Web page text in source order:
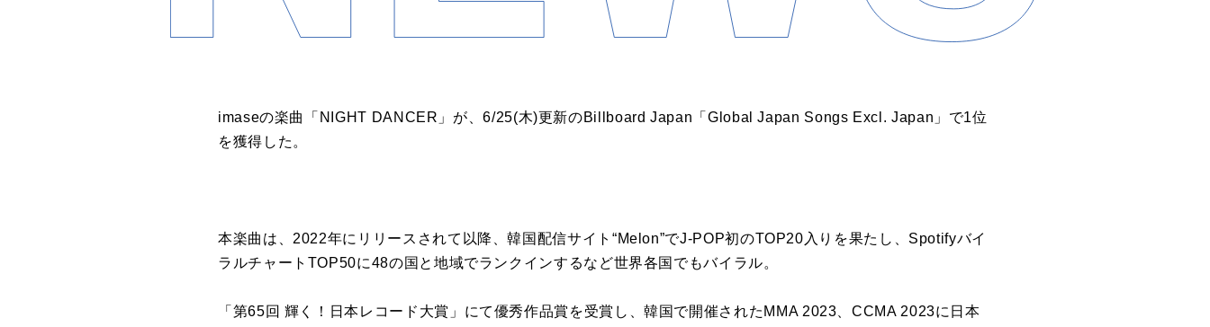
imaseの楽曲「NIGHT DANCER」が、6/25(木)更新のBillboard Japan「Global Japan Songs Excl. Japan」で1位
を獲得した。
本楽曲は、2022年にリリースされて以降、韓国配信サイト“Melon”でJ-POP初のTOP20入りを果たし、Spotifyバイ
ラルチャートTOP50に48の国と地域でランクインするなど世界各国でもバイラル。
「第65回 輝く！日本レコード大賞」にて優秀作品賞を受賞し、韓国で開催されたMMA 2023、CCMA 2023に日本